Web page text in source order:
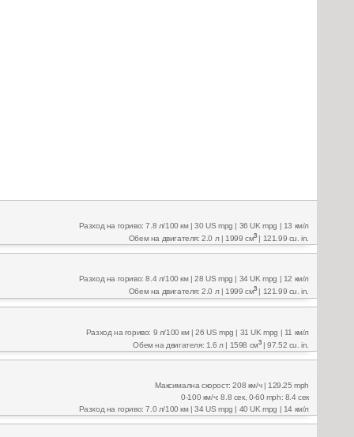
Разход на гориво: 7.8 л/100 км | 30 US mpg | 36 UK mpg | 13 км/л
Обем на двигателя: 2.0 л | 1999 см3| 121.99 cu. in.
Разход на гориво: 8.4 л/100 км | 28 US mpg | 34 UK mpg | 12 км/л
Обем на двигателя: 2.0 л | 1999 см3| 121.99 cu. in.
Разход на гориво: 9 л/100 км | 26 US mpg | 31 UK mpg | 11 км/л
Обем на двигателя: 1.6 л | 1598 см3| 97.52 cu. in.
Максимална скорост: 208 км/ч | 129.25 mph
0-100 км/ч: 8.8 сек, 0-60 mph: 8.4 сек
Разход на гориво: 7.0 л/100 км | 34 US mpg | 40 UK mpg | 14 км/л